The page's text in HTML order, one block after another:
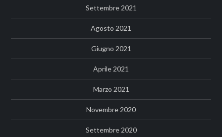
Settembre 2021
Agosto 2021
Giugno 2021
Aprile 2021
Marzo 2021
Novembre 2020
Settembre 2020